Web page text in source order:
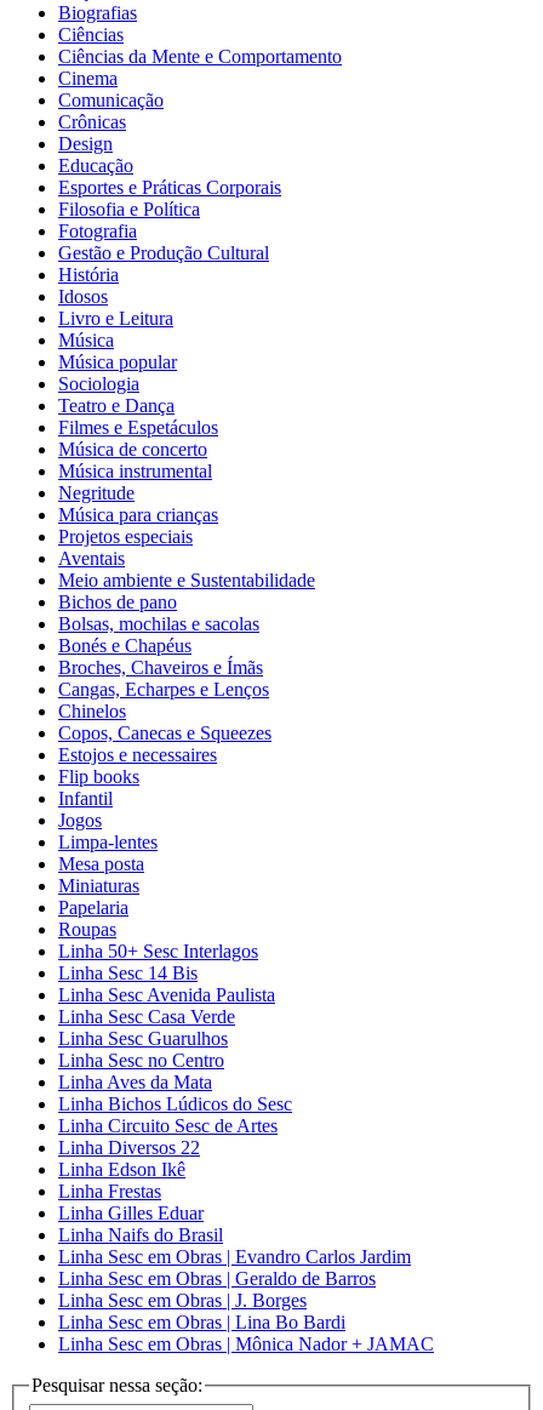
Biografias
Ciências
Ciências da Mente e Comportamento
Cinema
Comunicação
Crônicas
Design
Educação
Esportes e Práticas Corporais
Filosofia e Política
Fotografia
Gestão e Produção Cultural
História
Idosos
Livro e Leitura
Música
Música popular
Sociologia
Teatro e Dança
Filmes e Espetáculos
Música de concerto
Música instrumental
Negritude
Música para crianças
Projetos especiais
Aventais
Meio ambiente e Sustentabilidade
Bichos de pano
Bolsas, mochilas e sacolas
Bonés e Chapéus
Broches, Chaveiros e Ímãs
Cangas, Echarpes e Lenços
Chinelos
Copos, Canecas e Squeezes
Estojos e necessaires
Flip books
Infantil
Jogos
Limpa-lentes
Mesa posta
Miniaturas
Papelaria
Roupas
Linha 50+ Sesc Interlagos
Linha Sesc 14 Bis
Linha Sesc Avenida Paulista
Linha Sesc Casa Verde
Linha Sesc Guarulhos
Linha Sesc no Centro
Linha Aves da Mata
Linha Bichos Lúdicos do Sesc
Linha Circuito Sesc de Artes
Linha Diversos 22
Linha Edson Ikê
Linha Frestas
Linha Gilles Eduar
Linha Naifs do Brasil
Linha Sesc em Obras | Evandro Carlos Jardim
Linha Sesc em Obras | Geraldo de Barros
Linha Sesc em Obras | J. Borges
Linha Sesc em Obras | Lina Bo Bardi
Linha Sesc em Obras | Mônica Nador + JAMAC
Pesquisar nessa seção: